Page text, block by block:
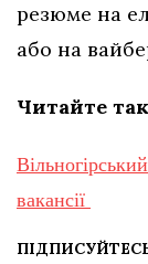
резюме на
або на
Читайте
вакансії